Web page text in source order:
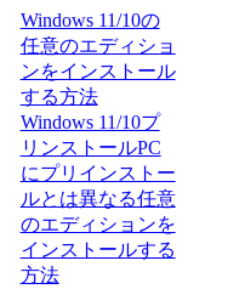
Windows 11/10の
任意のエディショ
ンをインストール
する方法
Windows 11/10プ
リンストールPC
にプリインストー
ルとは異なる任意
のエディションを
インストールする
方法